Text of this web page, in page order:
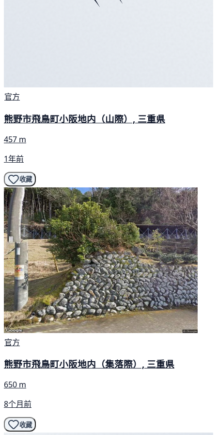
官方
熊野市飛鳥町小阪地内（山際）, 三重県
457 m
1年前
收藏
官方
熊野市飛鳥町小阪地内（集落際）, 三重県
650 m
8个月前
收藏